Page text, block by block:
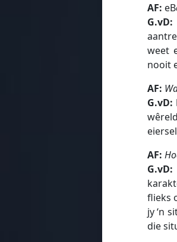
AF: eB
G.vD:
weet
nooit
AF:
G.vD:
AF:
G.vD:
flieks
jy ‘n
die